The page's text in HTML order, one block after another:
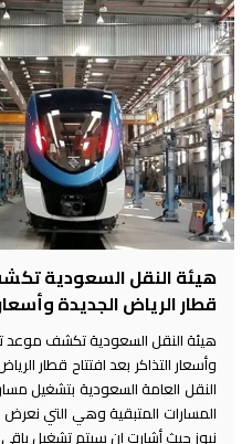
هيئة النقل السعودية
قطار الرياض الجديدة
هيئة النقل السعودية تكشف موعد
وأسعار التذاكر بعد افتتاح قطار
النقل العامة السعودية بتشغيل
المسارات المتبقية وهي التي
نيوز حيث أشارت إن سيتم تشغيل